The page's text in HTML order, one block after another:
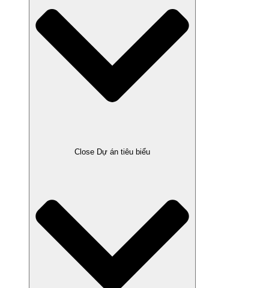
Close Dự án tiêu biểu